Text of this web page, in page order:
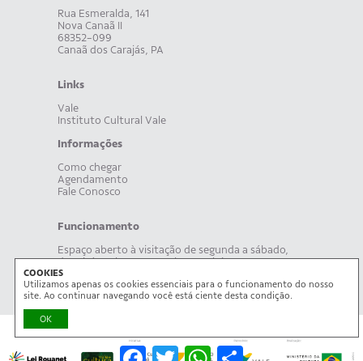
COOKIES
Utilizamos apenas os cookies essenciais para o funcionamento do nosso
site. Ao continuar navegando você está ciente desta condição.
OK
Rua Esmeralda, 141
Nova Canaã II
68352-099
Canaã dos Carajás, PA
Links
Vale
Instituto Cultural Vale
Informações
Como chegar
Agendamento
Fale Conosco
Funcionamento
Espaço aberto à visitação de segunda a sábado,
das 8h às 19h. Acompanhe, também, nossa
programação on-line.
Facebook Twitter WhatsApp Share